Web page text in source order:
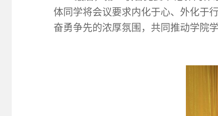
体同学将会议要求内化于心、外化于
奋勇争先的浓厚氛围，共同推动学院